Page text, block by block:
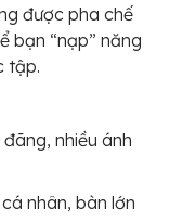
được pha chế
bạn “nạp” năng
tập.
nhiều ánh
nhân, bàn lớn